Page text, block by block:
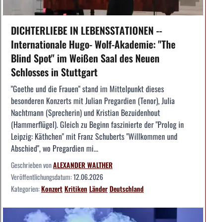
DICHTERLIEBE IN LEBENSSTATIONEN --
Internationale Hugo- Wolf-Akademie: "The
Blind Spot" im Weißen Saal des Neuen
Schlosses in Stuttgart
"Goethe und die Frauen" stand im Mittelpunkt dieses
besonderen Konzerts mit Julian Pregardien (Tenor), Julia
Nachtmann (Sprecherin) und Kristian Bezuidenhout
(Hammerflügel). Gleich zu Beginn faszinierte der "Prolog in
Leipzig: Käthchen" mit Franz Schuberts "Willkommen und
Abschied", wo Pregardien mi...
Geschrieben vonALEXANDER WALTHER
Veröffentlichungsdatum:12.06.2026
Kategorien:KonzertKritikenLänderDeutschland